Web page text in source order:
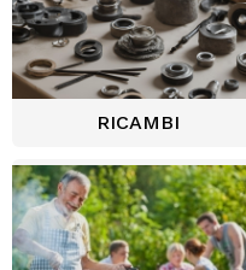
RICAMBI